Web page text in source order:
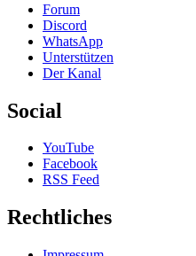
Forum
Discord
WhatsApp
Unterstützen
Der Kanal
Social
YouTube
Facebook
RSS Feed
Rechtliches